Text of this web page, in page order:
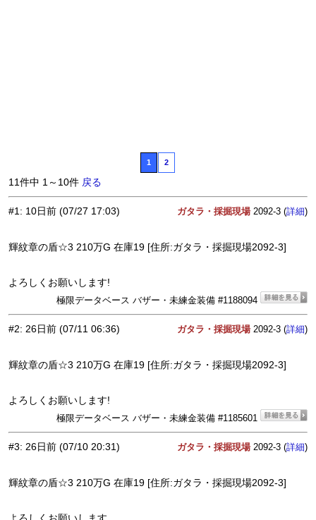
1 2
11件中 1～10件 戻る
#1: 10日前 (07/27 17:03) ガタラ・採掘現場2092-3 (詳細)
輝紋章の盾☆3 210万G 在庫19 [住所:ガタラ・採掘現場2092-3]
よろしくお願いします!
極限データベース バザー・未練金装備 #1188094
#2: 26日前 (07/11 06:36) ガタラ・採掘現場2092-3 (詳細)
輝紋章の盾☆3 210万G 在庫19 [住所:ガタラ・採掘現場2092-3]
よろしくお願いします!
極限データベース バザー・未練金装備 #1185601
#3: 26日前 (07/10 20:31) ガタラ・採掘現場2092-3 (詳細)
輝紋章の盾☆3 210万G 在庫19 [住所:ガタラ・採掘現場2092-3]